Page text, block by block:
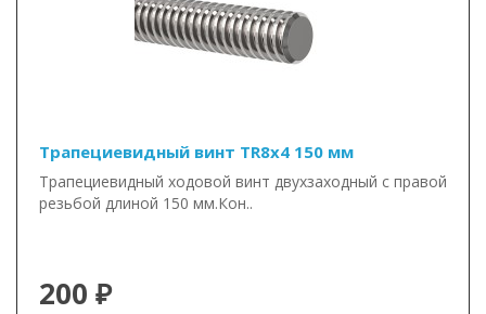
Трапециевидный винт TR8x4 150 мм
Трапециевидный ходовой винт двухзаходный с правой
резьбой длиной 150 мм.Кон..
200 ₽